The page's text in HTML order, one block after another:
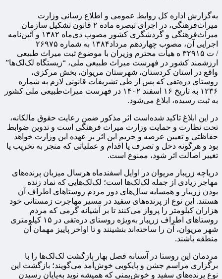
به‌گزارش اداره کل روابط عمومی و اطلاع رسانی وزارت
میراث‌فرهنگی، در اجرای تبصره ماده ۲ قانون تشکیل سازمان
میراث‌فرهنگی و گردشگری کشور مصوب دی‌ماه ۱۳۸۲ و آئین‌نامه
اجرایی آن، مصوب چهاردهم مرداد۱۳۸۴ به شماره ۲۶۹۷۵
/ ت ۳۲۹۱۵ ه هیأت محترم وزیران با موضوع ثبت میراث طبیعی
ارزشمند کشور در فهرست میراث طبیعی ملی، “زیستگاه لک‌لک‌ها”
واقع در استان کردستان، شهرستان مریوان، بخش مرکزی،
روستای دره‌تفی که پس از طی تشریفات قانونی لازم به شماره
۱۲۳۶ به تاریخ ۱۶ اسفند ۱۴۰۲ در فهرست میراث‌طبیعی ملی کشور
به ثبت رسیده، ابلاغ می‌شود.
در این ابلاغ تاکید شده‌است اثر مذکور ضمن رعایت حقوق مالکانه،
تحت نظارت و حمایت وزارت میراث فرهنگی است و تدوین ضوابط
حفاظتی و تعیین عرصه و حریم این اثر بر عهده این وزارت خواهد
بود و هرگونه دخل و تصرف یا اقدام و عملیاتی که منجر به تخریب یا
تغییر اصالت اثر شود، ممنوع است.
دریاچه زریبار مریوان در اوایل اسفندماه هرسال میزبان پرنده‌های
مهاجر زیادی از جمله لک‌لک‌ها است؛ لک‌لک‌هایی که نماد زنده
بودن زریبار و همسایه سال‌های دور مردم روستاهای اطراف آن
هستند. این نوع از پرنده‌های سفید در مسیر مهاجرت زمستانی خود
هزاران کیلومتر را پرواز می‌کنند تا بر آشیانه گرمی که مردم
روستاهای اطراف زریبار به‌ویژه روستای دره‌تفی در ۱۵ کیلومتری
شهر مریوان، آن را ساخته‌اند بنشینند و تا اواخر پاییز مهمان آن
منطقه باشند.
مردمان این روستا در آستانه فصل بهار بازگشت لک‌لک‌ها را با
برگزاری مراسم جشن و پایکوبی خوش‌آمد می‌گویند؛ بازگشت این
نوع پرنده‌های سفید و خوش‌یمنی که همیشه نوید به‌پایان رسیدن